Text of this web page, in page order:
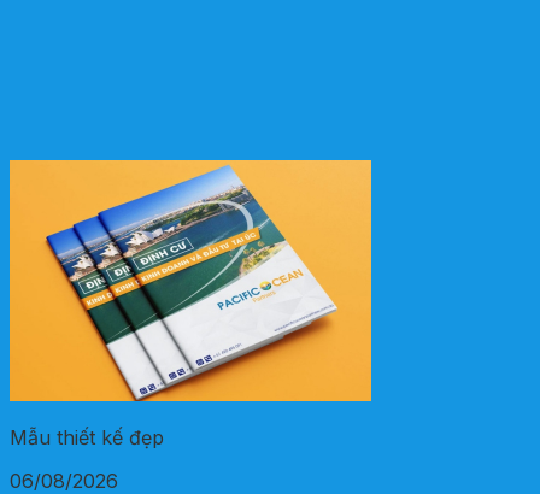
Mẫu thiết kế đẹp
06/08/2026